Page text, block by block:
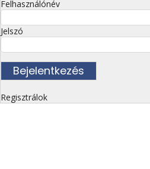
Felhasználónév
Jelszó
Regisztrálok